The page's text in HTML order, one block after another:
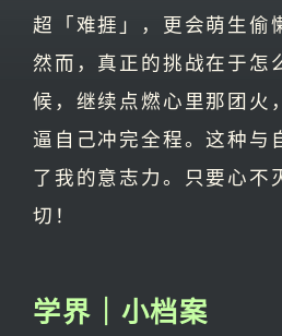
超「难捱」，更会萌生偷
然而，真正的挑战在于怎
候，继续点燃心里那团火
逼自己冲完全程。这种与
了我的意志力。只要心不
切！
学界｜小档案